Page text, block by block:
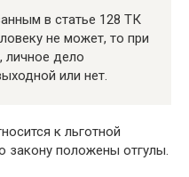
в статье 128 ТК
не может, то при
личное дело
или нет.
к льготной
закону положены отгулы.